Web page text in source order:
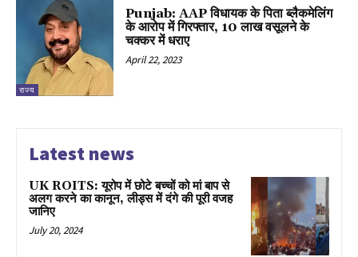
राज्य
Punjab: AAP विधायक के पिता ब्लैकमेलिंग
के आरोप में गिरफ्तार, 10 लाख वसूलने के
चक्कर में धराए
April 22, 2023
Latest news
UK ROITS: यूरोप में छोटे बच्चों को मां बाप से
अलग करने का कानून, लीड्स में दंगे की पूरी वजह
जानिए
July 20, 2024